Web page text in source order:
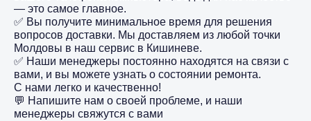
— это самое главное.
✅ Вы получите минимальное время для решения
вопросов доставки. Мы доставляем из любой точки
Молдовы в наш сервис в Кишиневе.
✅ Наши менеджеры постоянно находятся на связи с
вами, и вы можете узнать о состоянии ремонта.
С нами легко и качественно!
💬 Напишите нам о своей проблеме, и наши
менеджеры свяжутся с вами